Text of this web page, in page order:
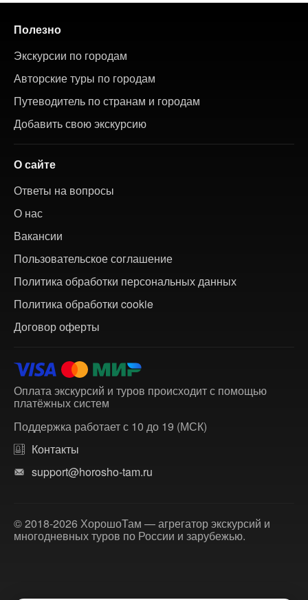
Полезно
Экскурсии по городам
Авторские туры по городам
Путеводитель по странам и городам
Добавить свою экскурсию
О сайте
Ответы на вопросы
О нас
Вакансии
Пользовательское соглашение
Политика обработки персональных данных
Политика обработки cookie
Договор оферты
Оплата экскурсий и туров происходит с помощью
платёжных систем
Поддержка работает с 10 до 19 (МСК)
Контакты
support@horosho-tam.ru
© 2018-2026 ХорошоТам — агрегатор экскурсий и
многодневных туров по России и зарубежью.